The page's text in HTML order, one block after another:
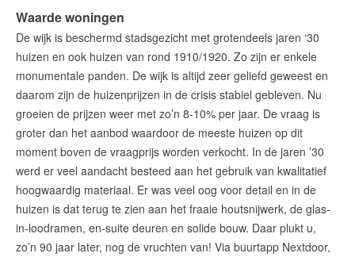
Waarde woningen
De wijk is beschermd stadsgezicht met grotendeels jaren ‘30
huizen en ook huizen van rond 1910/1920. Zo zijn er enkele
monumentale panden. De wijk is altijd zeer geliefd geweest en
daarom zijn de huizenprijzen in de crisis stabiel gebleven. Nu
groeien de prijzen weer met zo’n 8-10% per jaar. De vraag is
groter dan het aanbod waardoor de meeste huizen op dit
moment boven de vraagprijs worden verkocht. In de jaren ’30
werd er veel aandacht besteed aan het gebruik van kwalitatief
hoogwaardig materiaal. Er was veel oog voor detail en in de
huizen is dat terug te zien aan het fraaie houtsnijwerk, de glas-
in-loodramen, en-suite deuren en solide bouw. Daar plukt u,
zo’n 90 jaar later, nog de vruchten van! Via buurtapp Nextdoor,